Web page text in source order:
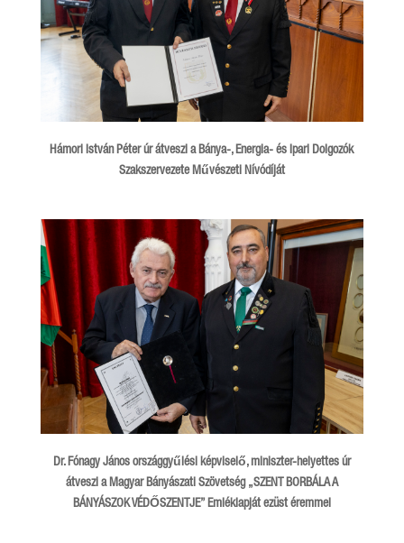
Hámori István Péter úr átveszi a Bánya-, Energia- és Ipari Dolgozók
Szakszervezete Művészeti Nívódíját
Dr. Fónagy János országgyűlési képviselő, miniszter-helyettes úr
átveszi a Magyar Bányászati Szövetség „SZENT BORBÁLA A
BÁNYÁSZOK VÉDŐSZENTJE” Emléklapját ezüst éremmel